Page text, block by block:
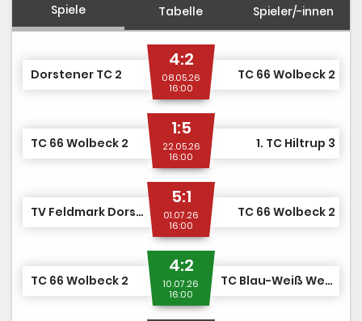
Spiele Tabelle Spieler/-innen
Dorstener TC 2
4:2
08.05.26
16:00
TC 66 Wolbeck 2
TC 66 Wolbeck 2
1:5
22.05.26
16:00
1. TC Hiltrup 3
TV Feldmark Dorsten 1
5:1
01.07.26
16:00
TC 66 Wolbeck 2
TC 66 Wolbeck 2
4:2
10.07.26
16:00
TC Blau-Weiß Werne 1